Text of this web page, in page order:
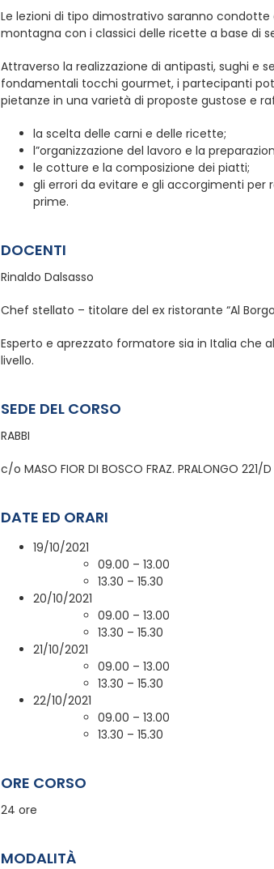
Le lezioni di tipo dimostrativo saranno
montagna con i classici delle ricette a base di
Attraverso la realizzazione di antipasti, sughi e
fondamentali tocchi gourmet, i partecipanti
pietanze in una varietà di proposte gustose e
la scelta delle carni e delle ricette;
l”organizzazione del lavoro e la
le cotture e la composizione dei piatti;
gli errori da evitare e gli accorgimenti
prime.
DOCENTI
Rinaldo Dalsasso
Chef stellato – titolare del ex ristorante “Al
Esperto e aprezzato formatore sia in Italia che
livello.
SEDE DEL CORSO
RABBI
c/o MASO FIOR DI BOSCO FRAZ. PRALONGO 221/D
DATE ED ORARI
19/10/2021
09.00 – 13.00
13.30 – 15.30
20/10/2021
09.00 – 13.00
13.30 – 15.30
21/10/2021
09.00 – 13.00
13.30 – 15.30
22/10/2021
09.00 – 13.00
13.30 – 15.30
ORE CORSO
24 ore
MODALITÀ